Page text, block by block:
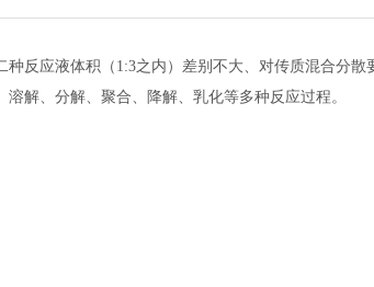
种反应液体积（1:3之内）差别不大、对传质混合分
溶解、分解、聚合、降解、乳化等多种反应过程。